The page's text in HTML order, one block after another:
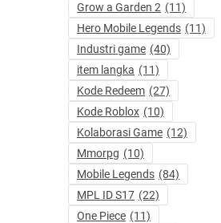
Grow a Garden 2 (11)
Hero Mobile Legends (11)
Industri game (40)
item langka (11)
Kode Redeem (27)
Kode Roblox (10)
Kolaborasi Game (12)
Mmorpg (10)
Mobile Legends (84)
MPL ID S17 (22)
One Piece (11)